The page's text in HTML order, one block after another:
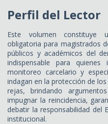
Perfil del Lector
Este volumen constituye
obligatoria para magistrados
públicos y académicos del
indispensable para
monitoreo carcelario y
indagan en la protección de
rejas, brindando
impugnar la reincidencia,
debatir la responsabilidad del
institucional.